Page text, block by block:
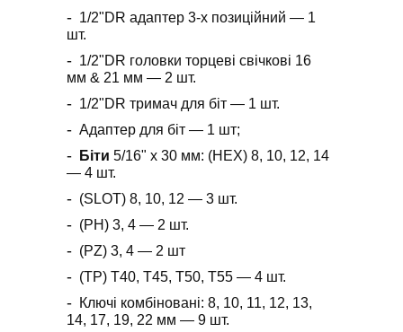
1/2"DR адаптер 3-х позиційний ― 1
шт.
1/2"DR головки торцеві свічкові 16
мм & 21 мм ― 2 шт.
1/2"DR тримач для біт ― 1 шт.
Адаптер для біт ― 1 шт;
Біти 5/16" x 30 мм: (HEX) 8, 10, 12, 14
― 4 шт.
(SLOT) 8, 10, 12 ― 3 шт.
(PH) 3, 4 ― 2 шт.
(PZ) 3, 4 ― 2 шт
(TP) T40, T45, T50, T55 ― 4 шт.
Ключі комбіновані: 8, 10, 11, 12, 13,
14, 17, 19, 22 мм ― 9 шт.